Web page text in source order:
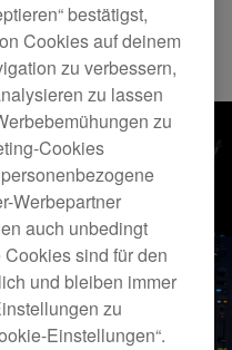
bestätigst,
Cookies auf deinem
zu verbessern,
zu lassen
zu
Cookies
Werbepartner
auch unbedingt
sind für den
und bleiben immer
zu
Einstellungen“.